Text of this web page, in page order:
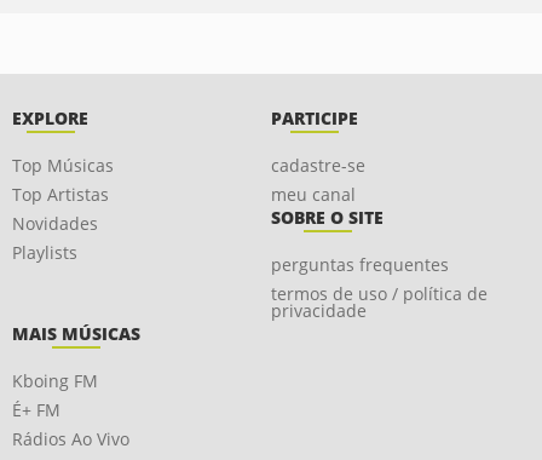
EXPLORE
Top Músicas
Top Artistas
Novidades
Playlists
PARTICIPE
cadastre-se
meu canal
SOBRE O SITE
perguntas frequentes
termos de uso / política de
privacidade
MAIS MÚSICAS
Kboing FM
É+ FM
Rádios Ao Vivo